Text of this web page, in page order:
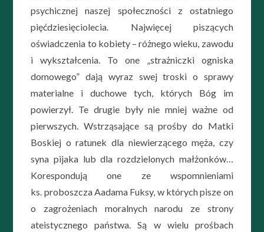
psychicznej naszej społeczności z ostatniego
pięćdziesięciolecia. Najwięcej piszących
oświadczenia to kobiety – różnego wieku, zawodu
i wykształcenia. To one „strażniczki ogniska
domowego” dają wyraz swej troski o sprawy
materialne i duchowe tych, których Bóg im
powierzył. Te drugie były nie mniej ważne od
pierwszych. Wstrząsające są prośby do Matki
Boskiej o ratunek dla niewierzącego męża, czy
syna pijaka lub dla rozdzielonych małżonków…
Korespondują one ze wspomnieniami
ks. proboszcza Aadama Fuksy, w których pisze on
o zagrożeniach moralnych narodu ze strony
ateistycznego państwa. Są w wielu prośbach